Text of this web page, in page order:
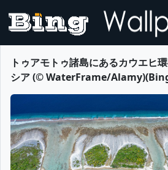
トゥアモトゥ諸島にあるカウエヒ
シア (© WaterFrame/